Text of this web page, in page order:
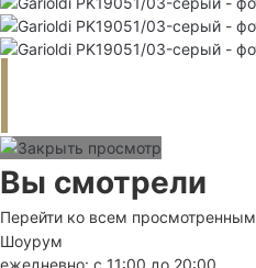
Вы смотрели
Перейти ко всем просмотренным
Шоурум